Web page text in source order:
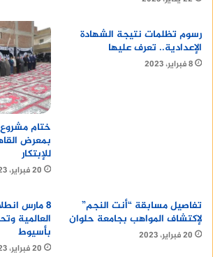
كليات جامعة الجلالة الأهلية
تشمل:
4. كلية الفنون.
5. كلية الإنتاج الإعلامي.
رسوم تظلمات نتيجة الشهادة
الإعدادية.. تعرف عليها
8 فبراير، 2023
ختام
بمعرض
للإبتكار
20 فبراير، 2023
تفاصيل مسابقة “أنت النجم”
لإكتشاف المواهب بجامعة حلوان
20 فبراير، 2023
8 مارس
العالمية
بأسيوط
20 فبراير، 2023